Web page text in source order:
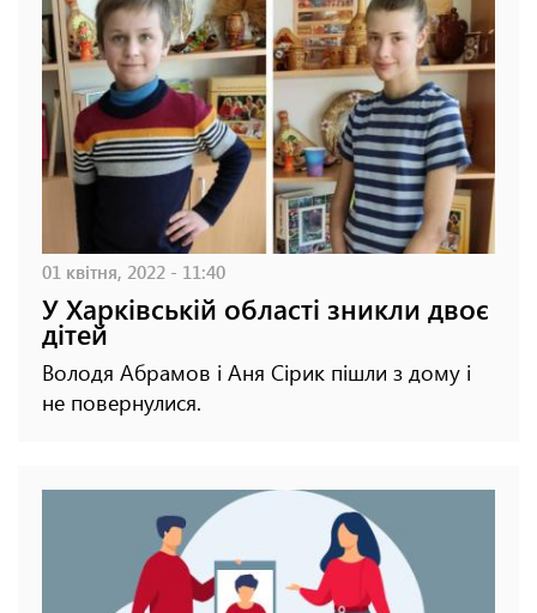
01 квітня, 2022 - 11:40
У Харківській області зникли двоє
дітей
Володя Абрамов і Аня Сірик пішли з дому і
не повернулися.